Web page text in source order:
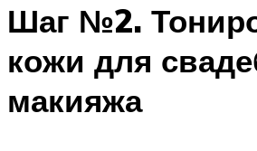
Шаг №2.
кожи для
макияжа